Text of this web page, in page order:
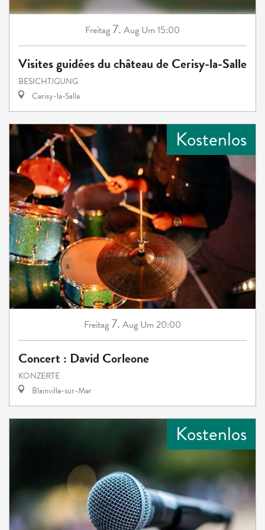
Freitag7. Aug Um 15:00
Visites guidées du château de Cerisy-la-Salle
BESICHTIGUNG
Cerisy-la-Salle
Kostenlos
Freitag7. Aug Um 20:00
Concert : David Corleone
KONZERTE
Blainville-sur-Mer
Kostenlos